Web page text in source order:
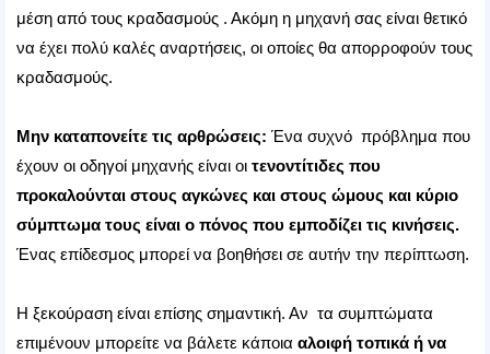
μέση από τους κραδασμούς . Ακόμη η μηχανή σας είναι θετικό
να έχει πολύ καλές αναρτήσεις, οι οποίες θα απορροφούν τους
κραδασμούς.
Μην καταπονείτε τις αρθρώσεις: Ένα συχνό πρόβλημα που
έχουν οι οδηγοί μηχανής είναι οι τενοντίτιδες που
προκαλούνται στους αγκώνες και στους ώμους και κύριο
σύμπτωμα τους είναι ο πόνος που εμποδίζει τις κινήσεις.
Ένας επίδεσμος μπορεί να βοηθήσει σε αυτήν την περίπτωση.
Η ξεκούραση είναι επίσης σημαντική. Αν τα συμπτώματα
επιμένουν μπορείτε να βάλετε κάποια αλοιφή τοπικά ή να